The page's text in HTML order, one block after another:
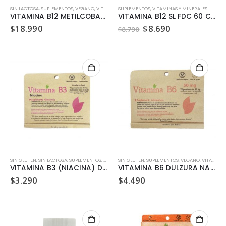
SIN LACTOSA,SUPLEMENTOS,VEGANO,VITAMINAS Y MINERALES
VITAMINA B12 METILCOBALAMINA IRON PLANT 100GR
$18.990
SUPLEMENTOS,VITAMINAS Y MINERALES
VITAMINA B12 SL FDC 60 COMPRIMIDOS
$8.790 El
precio
$8.690El
$8.690.
SIN GLUTEN,SIN LACTOSA,SUPLEMENTOS,VEGANO,VITAMINAS Y MINERALES
VITAMINA B3 (NIACINA) DULZURA NATURAL 5.4 GR
$3.290
SIN GLUTEN,SUPLEMENTOS,VEGANO,VITAMINAS Y MINERALES
VITAMINA B6 DULZURA NATURAL 6.6GR
$4.490